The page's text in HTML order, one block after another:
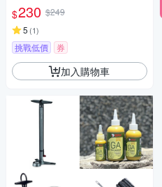
$230 $249
5 (1)
挑戰低價 券
加入購物車